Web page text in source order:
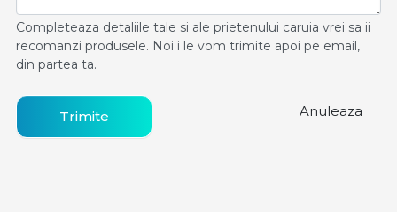
Completeaza detaliile tale si ale prietenului caruia vrei sa ii
recomanzi produsele. Noi i le vom trimite apoi pe email,
din partea ta.
Trimite Anuleaza